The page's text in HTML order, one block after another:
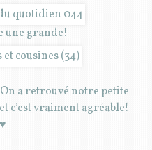
une grande!
a retrouvé notre petite
c’est vraiment agréable!